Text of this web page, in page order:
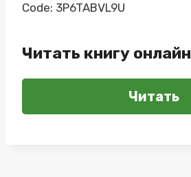
Code: 3P6TABVL9U
Читать книгу онлайн
Читать